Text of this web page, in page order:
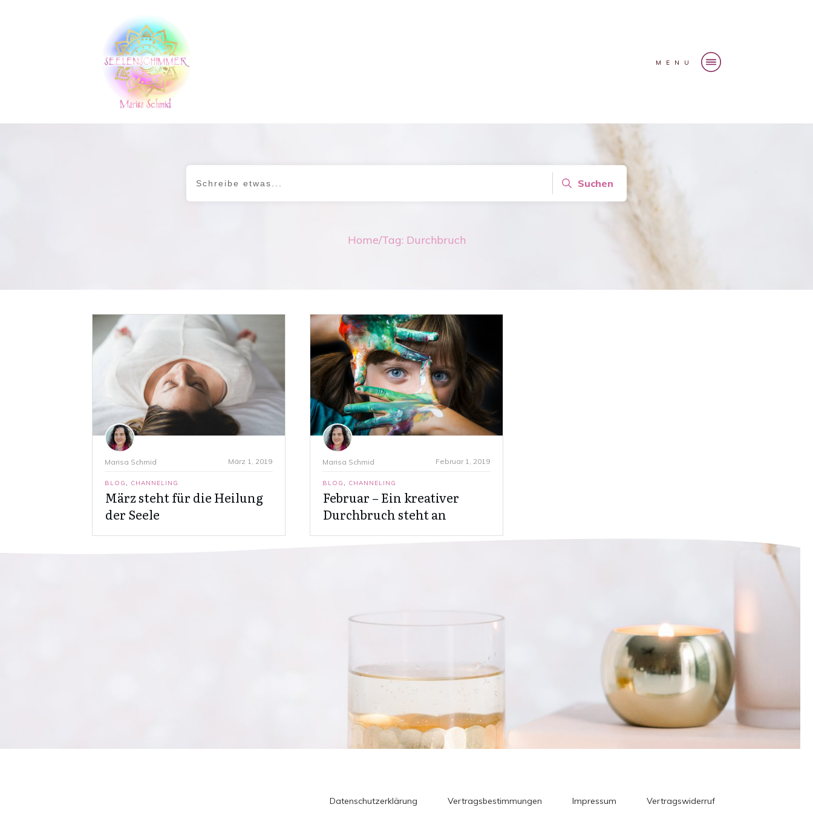
MENU
Suchen
Home/Tag: Durchbruch
Marisa Schmid März 1, 2019
BLOG , CHANNELING
März steht für die Heilung
der Seele
Marisa Schmid Februar 1, 2019
BLOG , CHANNELING
Februar – Ein kreativer
Durchbruch steht an
Datenschutzerklärung Vertragsbestimmungen Impressum Vertragswiderruf